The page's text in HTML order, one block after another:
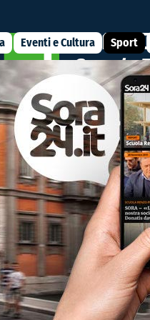
Eventi e Cultura Sport